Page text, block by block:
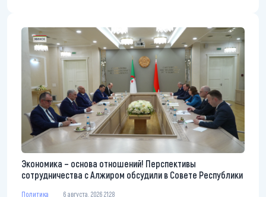
Экономика – основа отношений! Перспективы
сотрудничества с Алжиром обсудили в Совете Республики
Политика 6 августа, 2026 21:28